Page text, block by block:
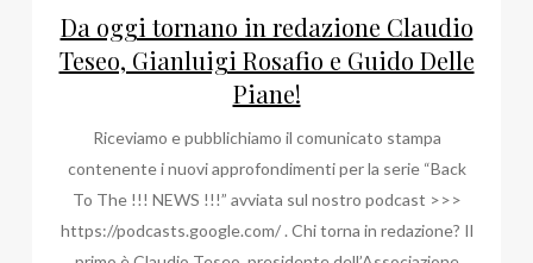
Da oggi tornano in redazione Claudio
Teseo, Gianluigi Rosafio e Guido Delle
Piane!
Riceviamo e pubblichiamo il comunicato stampa
contenente i nuovi approfondimenti per la serie “Back
To The !!! NEWS !!!” avviata sul nostro podcast >>>
https://podcasts.google.com/ . Chi torna in redazione? Il